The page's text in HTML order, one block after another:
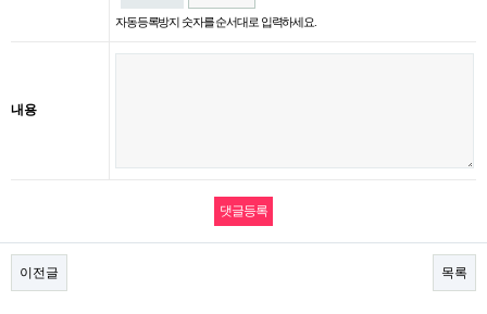
자동등록방지 숫자를 순서대로 입력하세요.
내용
이전글 목록